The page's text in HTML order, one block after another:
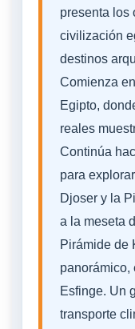
presenta los
civilización
destinos
Comienza
Egipto,
reales
Continúa
para
Djoser y la
a la meseta
Pirámide de
panorámico,
Esfinge. Un
transporte